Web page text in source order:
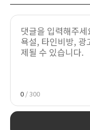
0 / 300